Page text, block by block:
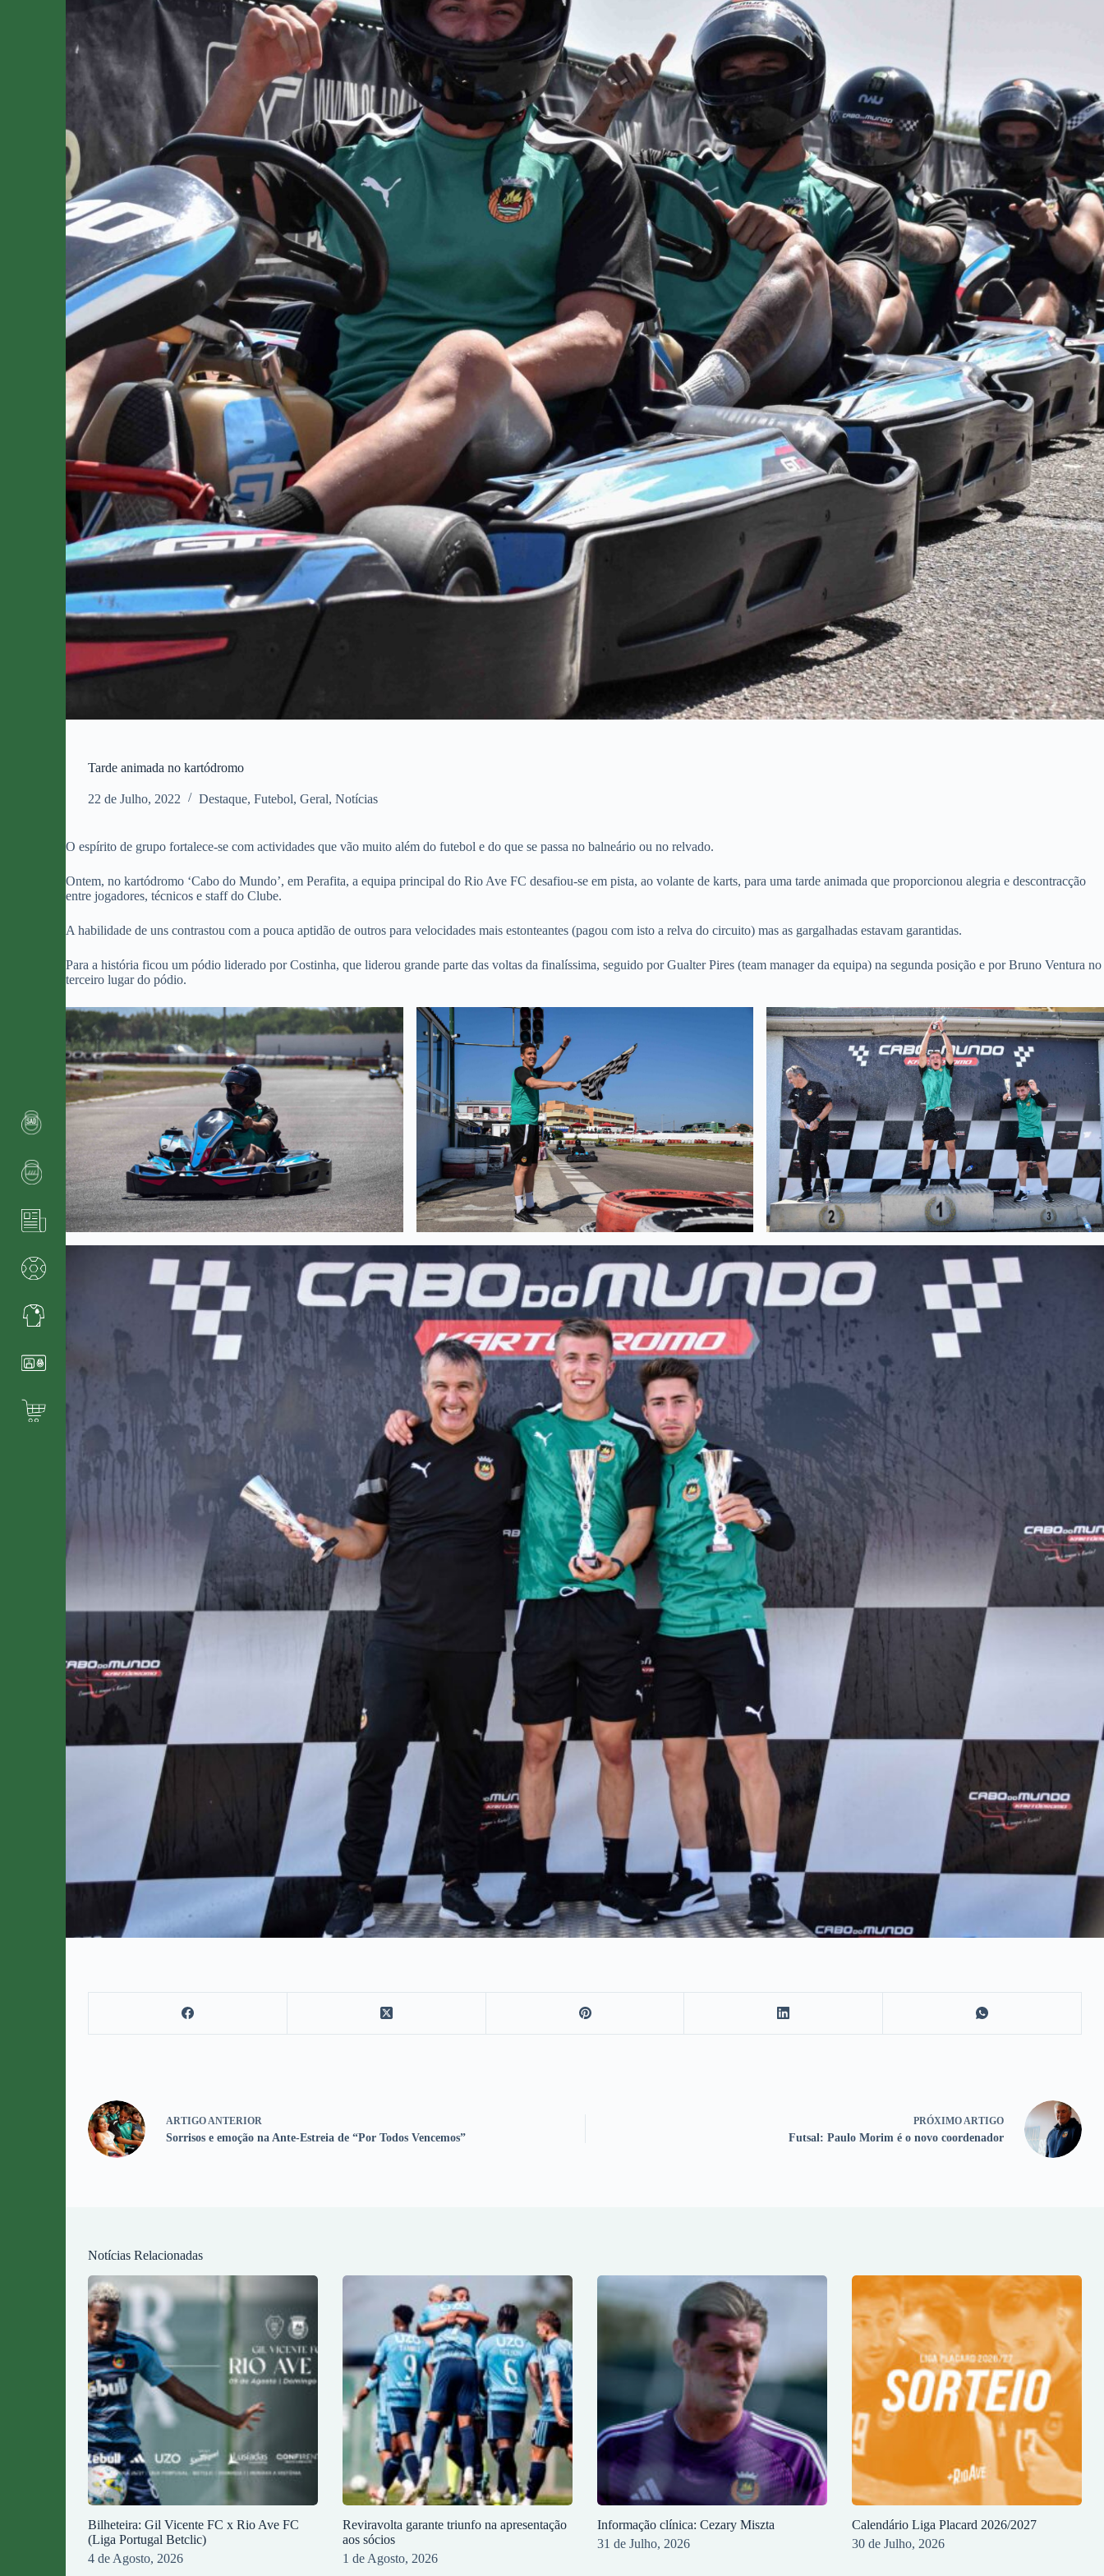
Tarde animada no kartódromo
22 de Julho, 2022 Destaque,Futebol,Geral,Notícias
O espírito de grupo fortalece-se com actividades que vão muito além do futebol e do que se passa no balneário ou no relvado.
Ontem, no kartódromo ‘Cabo do Mundo’, em Perafita, a equipa principal do Rio Ave FC desafiou-se em pista, ao volante de karts, para uma tarde animada que proporcionou alegria e descontracção
entre jogadores, técnicos e staff do Clube.
A habilidade de uns contrastou com a pouca aptidão de outros para velocidades mais estonteantes (pagou com isto a relva do circuito) mas as gargalhadas estavam garantidas.
Para a história ficou um pódio liderado por Costinha, que liderou grande parte das voltas da finalíssima, seguido por Gualter Pires (team manager da equipa) na segunda posição e por Bruno Ventura no
terceiro lugar do pódio.
ARTIGOANTERIOR
Sorrisos e emoção na Ante-Estreia de “Por Todos Vencemos”
PRÓXIMOARTIGO
Futsal: Paulo Morim é o novo coordenador
Notícias Relacionadas
Bilheteira: Gil Vicente FC x Rio Ave FC
(Liga Portugal Betclic)
4 de Agosto, 2026
Reviravolta garante triunfo na apresentação
aos sócios
1 de Agosto, 2026
Informação clínica: Cezary Miszta
31 de Julho, 2026
Calendário Liga Placard 2026/2027
30 de Julho, 2026